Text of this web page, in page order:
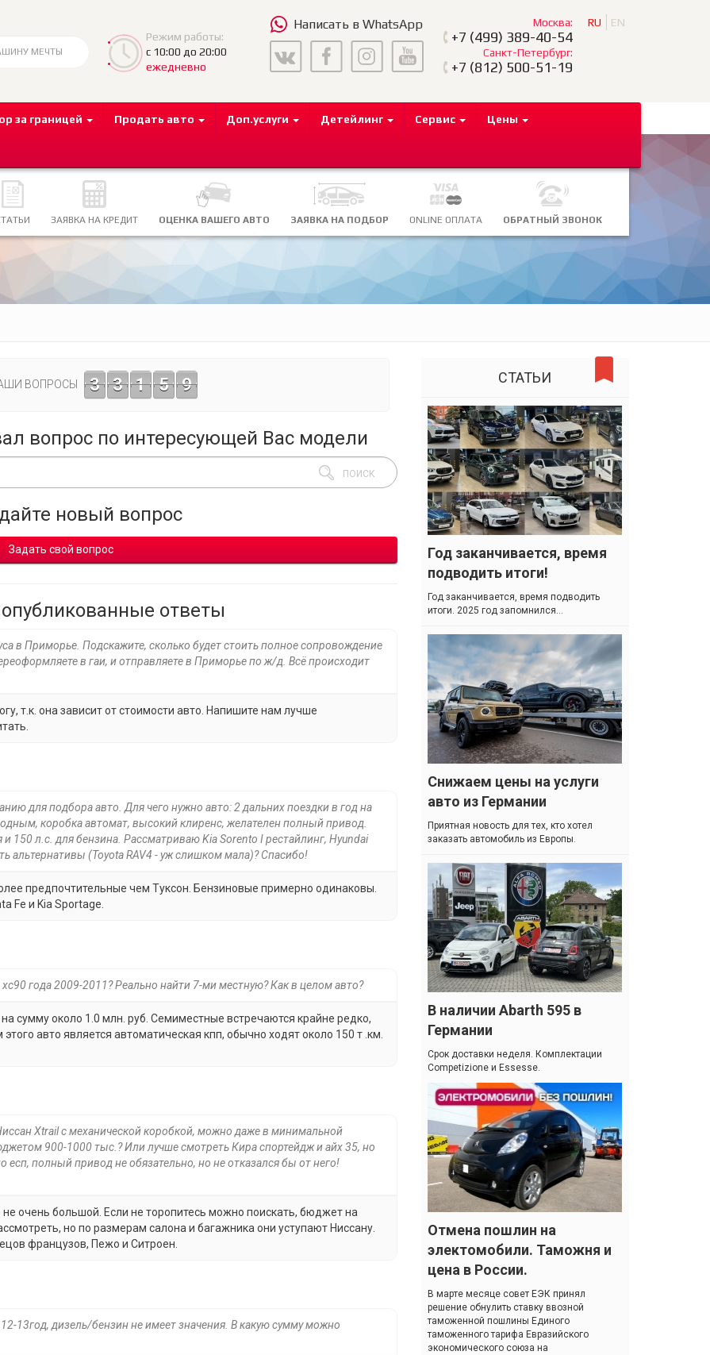
Режим работы:
с 10:00 до 20:00
ежедневно
Написать в WhatsApp Москва:
+7 (499) 389-40-54
Санкт-Петербург:
+7 (812) 500-51-19
RU EN
за границей Продать авто Доп.услуги Детейлинг Сервис Цены
ЗАЯВКА НА КРЕДИТ ОЦЕНКА ВАШЕГО АВТО ЗАЯВКА НА ПОДБОР ONLINE ОПЛАТА ОБРАТНЫЙ ЗВОНОК
ВОПРОСЫ 3 3 1 5 9
вопрос по интересующей Вас модели
новый вопрос
Задать свой вопрос
ответы
в Приморье. Подскажите, сколько будет стоить полное сопровождение
в гаи, и отправляете в Приморье по ж/д. Всё происходит
т.к. она зависит от стоимости авто. Напишите нам лучше
для подбора авто. Для чего нужно авто: 2 дальних поездки в год на
коробка автомат, высокий клиренс, желателен полный привод.
л.с. для бензина. Рассматриваю Kia Sorento I рестайлинг, Hyundai
альтернативы (Toyota RAV4 - уж слишком мала)? Спасибо!
предпочтительные чем Туксон. Бензиновые примерно одинаковы.
Fe и Kia Sportage.
года 2009-2011? Реально найти 7-ми местную? Как в целом авто?
сумму около 1.0 млн. руб. Семиместные встречаются крайне редко,
авто является автоматическая кпп, обычно ходят около 150 т .км.
Xtrail с механической коробкой, можно даже в минимальной
900-1000 тыс.? Или лучше смотреть Кира спортейдж и айх 35, но
полный привод не обязательно, но не отказался бы от него!
очень большой. Если не торопитесь можно поискать, бюджет на
но по размерам салона и багажника они уступают Ниссану.
французов, Пежо и Ситроен.
13год, дизель/бензин не имеет значения. В какую сумму можно
СТАТЬИ
Год заканчивается, время
подводить итоги!
Год заканчивается, время подводить
итоги. 2025 год запомнился...
Снижаем цены на услуги
авто из Германии
Приятная новость для тех, кто хотел
заказать автомобиль из Европы.
В наличии Abarth 595 в
Германии
Cрок доставки неделя. Комплектации
Competizione и Essesse.
Отмена пошлин на
электомобили. Таможня и
цена в России.
В марте месяце совет ЕЭК принял
решение обнулить ставку ввозной
таможенной пошлины Единого
таможенного тарифа Евразийского
экономического союза на